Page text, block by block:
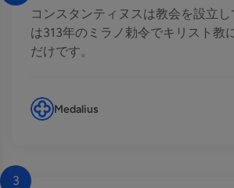
コンスタンティヌスは教会を設立
は313年のミラノ勅令でキリスト教
だけです。
Medalius
3